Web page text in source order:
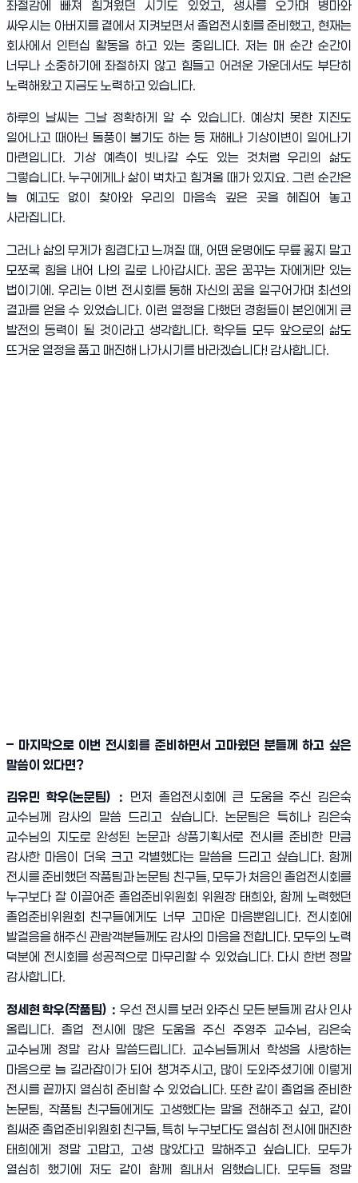
좌절감에 빠져 힘겨웠던 시기도 있었고, 생사를 오가며 병마와
싸우시는 아버지를 곁에서 지켜보면서 졸업전시회를 준비했고,현재는
회사에서 인턴십 활동을 하고 있는 중입니다. 저는 매 순간 순간이
너무나 소중하기에 좌절하지 않고 힘들고 어려운 가운데서도 부단히
노력해왔고 지금도 노력하고 있습니다.
하루의 날씨는 그날 정확하게 알 수 있습니다. 예상치 못한 지진도
일어나고 때아닌 돌풍이 불기도 하는 등 재해나 기상이변이 일어나기
마련입니다. 기상 예측이 빗나갈 수도 있는 것처럼 우리의 삶도
그렇습니다. 누구에게나 삶이 벅차고 힘겨울 때가 있지요. 그런 순간은
늘 예고도 없이 찾아와 우리의 마음속 깊은 곳을 헤집어 놓고
사라집니다.
그러나 삶의 무게가 힘겹다고 느껴질 때, 어떤 운명에도 무릎 꿇지 말고
모쪼록 힘을 내어 나의 길로 나아갑시다.꿈은 꿈꾸는 자에게만 있는
법이기에 . 우리는 이번 전시회를 통해 자신의 꿈을 일구어가며 최선의
결과를 얻을 수 있었습니다. 이런 열정을 다했던 경험들이 본인에게 큰
발전의 동력이 될 것이라고 생각합니다.학우들 모두 앞으로의 삶도
뜨거운 열정을 품고 매진해 나가시기를 바라겠습니다! 감사합니다.
– 마지막으로 이번 전시회를 준비하면서 고마웠던 분들께 하고 싶은
말씀이 있다면?
김유민 학우(논문팀)： 먼저 졸업전시회에 큰 도움을 주신 김은숙
교수님께 감사의 말씀 드리고 싶습니다. 논문팀은 특히나 김은숙
교수님의 지도로 완성된 논문과 상품기획서로 전시를 준비한 만큼
감사한 마음이 더욱 크고 각별했다는 말씀을 드리고 싶습니다. 함께
전시를 준비했던 작품팀과 논문팀 친구들, 모두가 처음인 졸업전시회를
누구보다 잘 이끌어준 졸업준비위원회 위원장 태희와, 함께 노력했던
졸업준비위원회 친구들에게도 너무 고마운 마음뿐입니다.전시회에
발걸음을 해주신 관람객분들께도 감사의 마음을 전합니다. 모두의 노력
덕분에 전시회를 성공적으로 마무리할 수 있었습니다. 다시 한번 정말
감사합니다.
정세현 학우(작품팀) ：우선 전시를 보러 와주신 모든 분들께 감사 인사
올립니다.졸업 전시에 많은 도움을 주신 주영주 교수님, 김은숙
교수님께 정말 감사 말씀드립니다.교수님들께서 학생을 사랑하는
마음으로 늘 길라잡이가 되어 챙겨주시고, 많이 도와주셨기에 이렇게
전시를 끝까지 열심히 준비할 수 있었습니다. 또한 같이 졸업을 준비한
논문팀, 작품팀 친구들에게도 고생했다는 말을 전해주고 싶고, 같이
힘써준 졸업준비위원회 친구들,특히 누구보다도 열심히 전시에 매진한
태희에게 정말 고맙고, 고생 많았다고 말해주고 싶습니다.모두가
열심히 했기에 저도 같이 함께 힘내서 임했습니다.모두들 정말